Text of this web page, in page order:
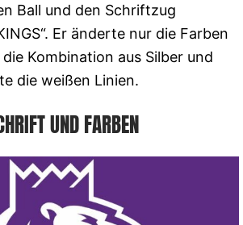
Ball und den Schriftzug
Er änderte nur die Farben
Kombination aus Silber und
die weißen Linien.
UND FARBEN